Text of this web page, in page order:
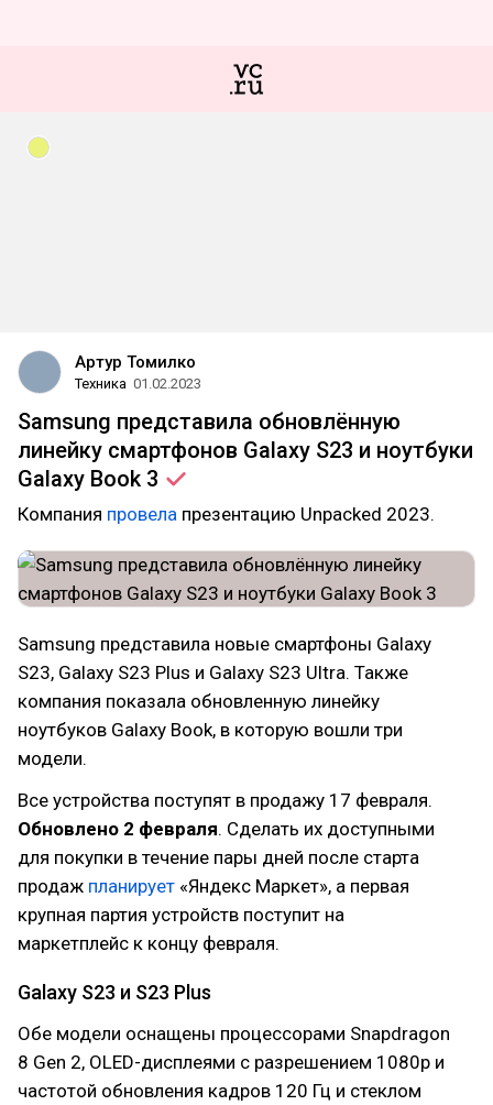
Артур Томилко
Техника 01.02.2023
Samsung представила обновлённую
линейку смартфонов Galaxy S23 и ноутбуки
Galaxy Book 3
Компания провела презентацию Unpacked 2023.
Samsung представила новые смартфоны Galaxy
S23, Galaxy S23 Plus и Galaxy S23 Ultra. Также
компания показала обновленную линейку
ноутбуков Galaxy Book, в которую вошли три
модели.
Все устройства поступят в продажу 17 февраля.
Обновлено 2 февраля. Сделать их доступными
для покупки в течение пары дней после старта
продаж планирует «Яндекс Маркет», а первая
крупная партия устройств поступит на
маркетплейс к концу февраля.
Galaxy S23 и S23 Plus
Обе модели оснащены процессорами Snapdragon
8 Gen 2, OLED-дисплеями с разрешением 1080p и
частотой обновления кадров 120 Гц и стеклом